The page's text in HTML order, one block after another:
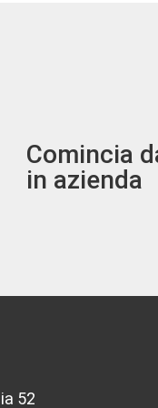
Comincia
in azienda
52